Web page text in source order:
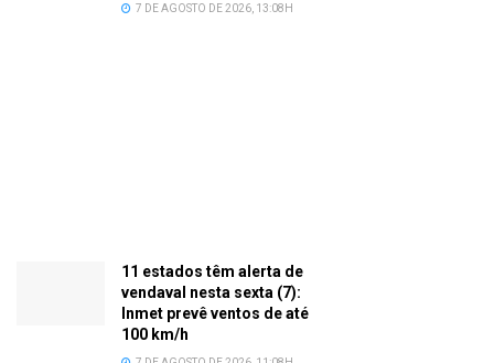
7 DE AGOSTO DE 2026, 13:08H
11 estados têm alerta de
vendaval nesta sexta (7):
Inmet prevê ventos de até
100 km/h